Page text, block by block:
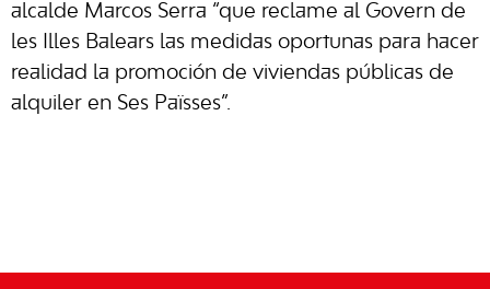
alcalde Marcos Serra “que reclame al Govern de
les Illes Balears las medidas oportunas para hacer
realidad la promoción de viviendas públicas de
alquiler en Ses Païsses”.